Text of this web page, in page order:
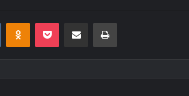
VKontakteOdnoklassniki
Pocket E-Posta ile paylaş Yazdır